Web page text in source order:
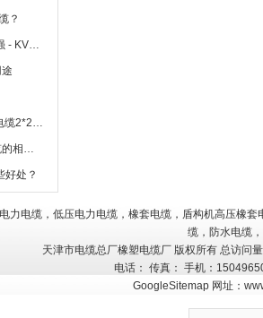
？
电流传输稳定、耐磨性强 - KVVRC7*1.5行车控制电缆的多项优势
DJYPVP双屏蔽计算机电缆2*2*1.5
MYJV矿用高压电力电缆的相关标准及选型注意事项
好处？
力电缆，低压电力电缆，橡套电缆，盾构机高压橡
缆，防水电缆
天津市电缆总厂橡塑电缆厂 版权所有 总访问
电话： 传真： 手机：
GoogleSitemap 网址：